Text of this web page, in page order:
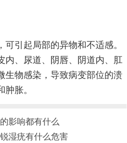
引起局部的异物和不适感。
内、尿道、阴唇、阴道内、肛
生物感染，导致病变部位的溃
胀。
影响都有什么
湿疣有什么危害